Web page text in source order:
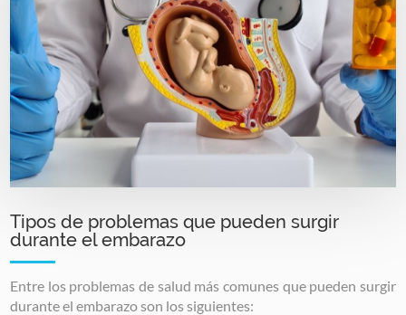
Tipos de problemas que pueden surgir
durante el embarazo
Entre los problemas de salud más comunes que pueden surgir
durante el embarazo son los siguientes: